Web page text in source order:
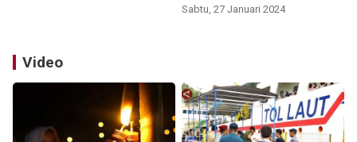
Sabtu, 27 Januari 2024
Video